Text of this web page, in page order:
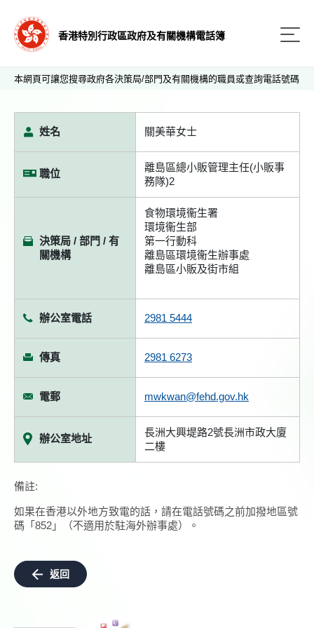
香港特別行政區政府及有關機構電話簿
本網頁可讓您搜尋政府各決策局/部門及有關機構的職員或查詢電話號碼
姓名 關美華女士
職位
離島區總小販管理主任(小販事
務隊)2
決策局 / 部門 / 有
關機構
食物環境衞生署
環境衞生部
第一行動科
離島區環境衞生辦事處
離島區小販及街市組
辦公室電話 2981 5444
傳真 2981 6273
電郵 mwkwan@fehd.gov.hk
辦公室地址
長洲大興堤路2號長洲市政大廈
二樓
備註:
如果在香港以外地方致電的話，請在電話號碼之前加撥地區號
碼「852」（不適用於駐海外辦事處）。
返回